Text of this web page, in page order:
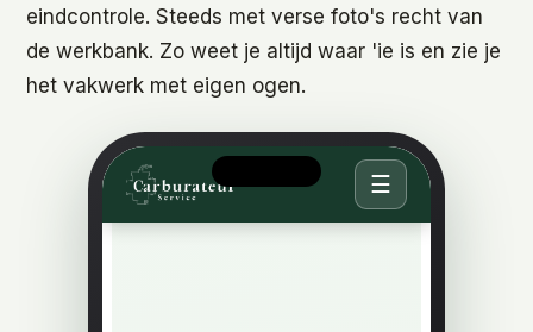
eindcontrole. Steeds met verse foto's recht van
de werkbank. Zo weet je altijd waar 'ie is en zie je
het vakwerk met eigen ogen.